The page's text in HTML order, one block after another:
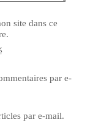
site dans ce
par e-
par e-mail.